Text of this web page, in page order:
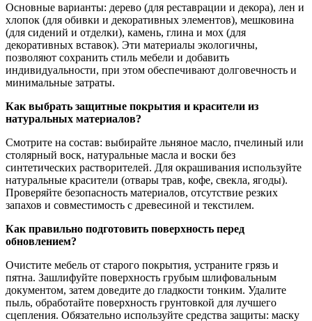
Основные варианты: дерево (для реставрации и декора), лен и
хлопок (для обивки и декоративных элементов), мешковина
(для сидений и отделки), камень, глина и мох (для
декоративных вставок). Эти материалы экологичны,
позволяют сохранить стиль мебели и добавить
индивидуальности, при этом обеспечивают долговечность и
минимальные затраты.
Как выбрать защитные покрытия и красители из
натуральных материалов?
Смотрите на состав: выбирайте льняное масло, пчелиный или
столярный воск, натуральные масла и воски без
синтетических растворителей. Для окрашивания используйте
натуральные красители (отвары трав, кофе, свекла, ягоды).
Проверяйте безопасность материалов, отсутствие резких
запахов и совместимость с древесиной и текстилем.
Как правильно подготовить поверхность перед
обновлением?
Очистите мебель от старого покрытия, устраните грязь и
пятна. Зашлифуйте поверхность грубым шлифовальным
документом, затем доведите до гладкости тонким. Удалите
пыль, обработайте поверхность грунтовкой для лучшего
сцепления. Обязательно используйте средства защиты: маску